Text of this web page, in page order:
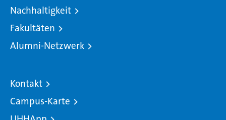
Nachhaltigkeit
Fakultäten
Alumni-Netzwerk
Kontakt
Campus-Karte